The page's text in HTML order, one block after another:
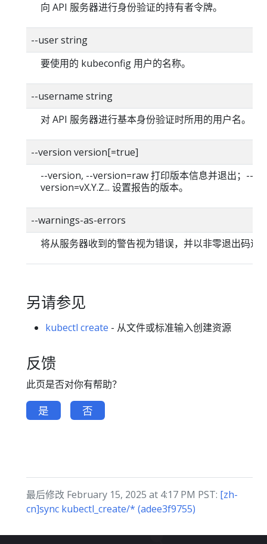
向 API 服务器进行身份验证的持有者令牌。
--user string
要使用的 kubeconfig 用户的名称。
--username string
对 API 服务器进行基本身份验证时所用的用户名。
--version version[=true]
--version, --version=raw 打印版本信息并退出；--
version=vX.Y.Z... 设置报告的版本。
--warnings-as-errors
将从服务器收到的警告视为错误，并以非零退出码退
另请参见
kubectl create - 从文件或标准输入创建资源
反馈
此页是否对你有帮助？
是 否
最后修改 February 15, 2025 at 4:17 PM PST: [zh-
cn]sync kubectl_create/* (adee3f9755)